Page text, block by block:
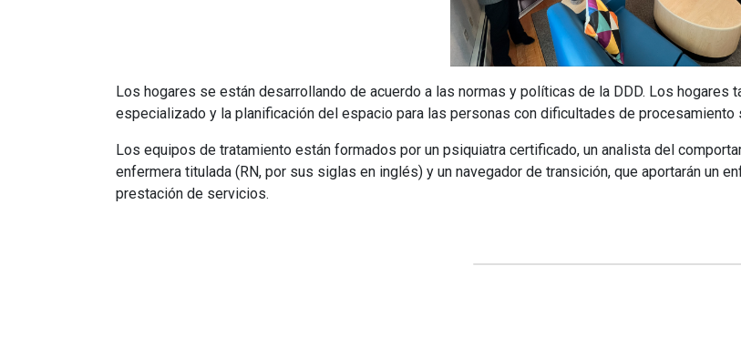
Los hogares se están desarrollando de acuerdo a las normas y políticas de la DDD. Los
especializado y la planificación del espacio para las personas con dificultades de procesamiento
Los equipos de tratamiento están formados por un psiquiatra certificado, un analista del
enfermera titulada (RN, por sus siglas en inglés) y un navegador de transición, que aportarán un
prestación de servicios.